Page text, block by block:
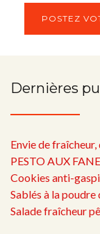
Dernières
Envie de fraîcheur,
PESTO AUX
Cookies anti-gaspi
Sablés à la poudre
Salade fraîcheur